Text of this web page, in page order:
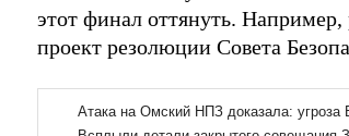
этот финал оттянуть. Например,
проект резолюции Совета